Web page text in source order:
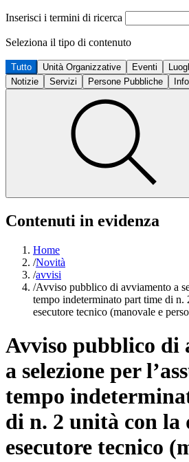
Inserisci i termini di ricerca
Seleziona il tipo di contenuto
Tutto Unità Organizzative Eventi
Notizie
Servizi Persone Pubbliche
Contenuti in evidenza
Home
/Novità
/avvisi
/Avviso pubblico di avviamento a
tempo indeterminato part time di
esecutore tecnico (manovale e
Avviso pubblico di
a selezione per
tempo
di n. 2 unità con
esecutore tecnico